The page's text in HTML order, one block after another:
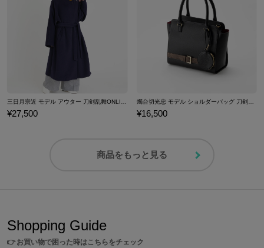
¥27,500 ¥16,500
商品をもっと見る
Shopping Guide
👉お買い物で困った時はこちらをチェック